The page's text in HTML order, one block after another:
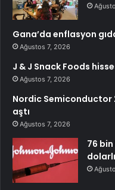
Gana’da enflasyon
Ağustos 7, 2026
J & J Snack Foods
Ağustos 7, 2026
Nordic Semiconductor
aştı
Ağustos 7, 2026
76